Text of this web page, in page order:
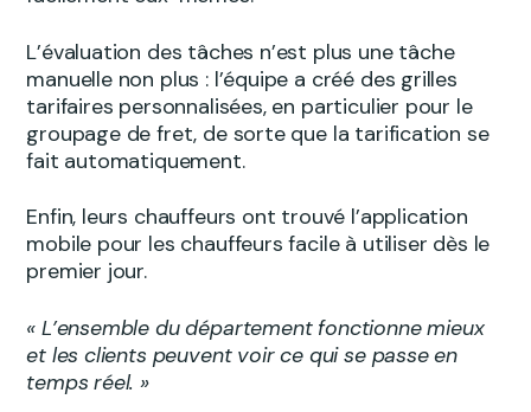
L’évaluation des tâches n’est plus une tâche
manuelle non plus : l’équipe a créé des grilles
tarifaires personnalisées, en particulier pour le
groupage de fret, de sorte que la tarification se
fait automatiquement.
Enfin, leurs chauffeurs ont trouvé l’application
mobile pour les chauffeurs facile à utiliser dès le
premier jour.
« L’ensemble du département fonctionne mieux
et les clients peuvent voir ce qui se passe en
temps réel. »